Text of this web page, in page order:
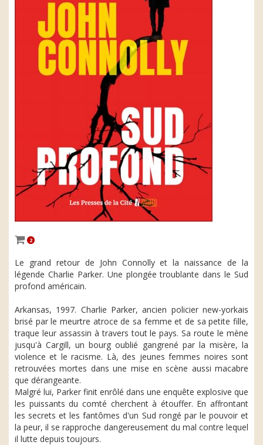
2
Le grand retour de John Connolly et la naissance de la
légende Charlie Parker. Une plongée troublante dans le Sud
profond américain.
Arkansas, 1997. Charlie Parker, ancien policier new-yorkais
brisé par le meurtre atroce de sa femme et de sa petite fille,
traque leur assassin à travers tout le pays. Sa route le mène
jusqu'à Cargill, un bourg oublié gangrené par la misère, la
violence et le racisme. Là, des jeunes femmes noires sont
retrouvées mortes dans une mise en scène aussi macabre
que dérangeante.
Malgré lui, Parker finit enrôlé dans une enquête explosive que
les puissants du comté cherchent à étouffer. En affrontant
les secrets et les fantômes d'un Sud rongé par le pouvoir et
la peur, il se rapproche dangereusement du mal contre lequel
il lutte depuis toujours.